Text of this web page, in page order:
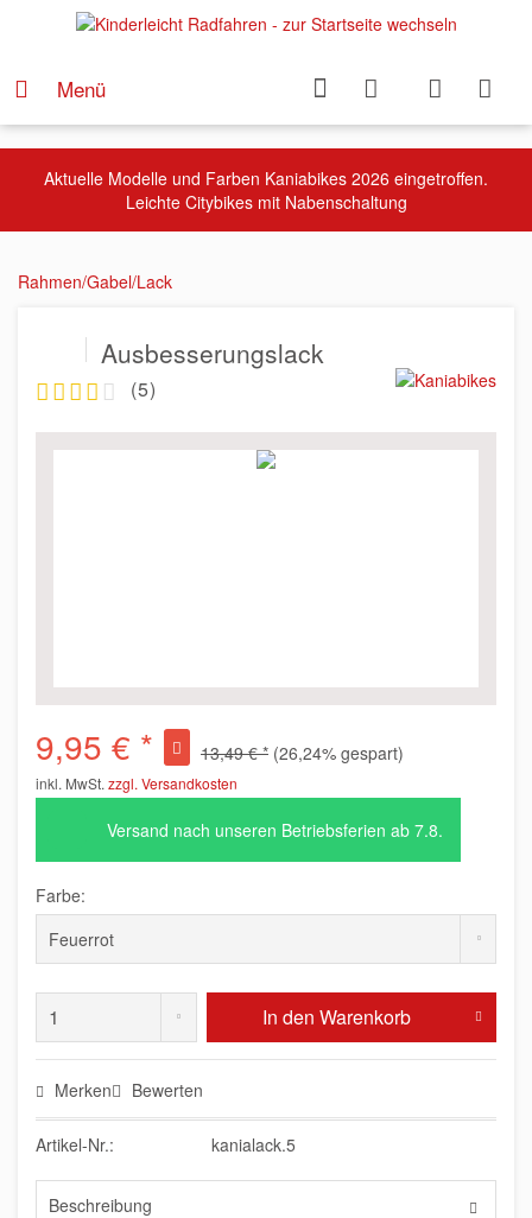
Menü
Aktuelle Modelle und Farben Kaniabikes 2026 eingetroffen.
Leichte Citybikes mit Nabenschaltung
Rahmen/Gabel/Lack
Ausbesserungslack
(5)
9,95 € * 13,49 € * (26,24% gespart)
inkl. MwSt. zzgl. Versandkosten
Versand nach unseren Betriebsferien ab 7.8.
Farbe:
In den Warenkorb
Merken Bewerten
Artikel-Nr.: kanialack.5
Beschreibung